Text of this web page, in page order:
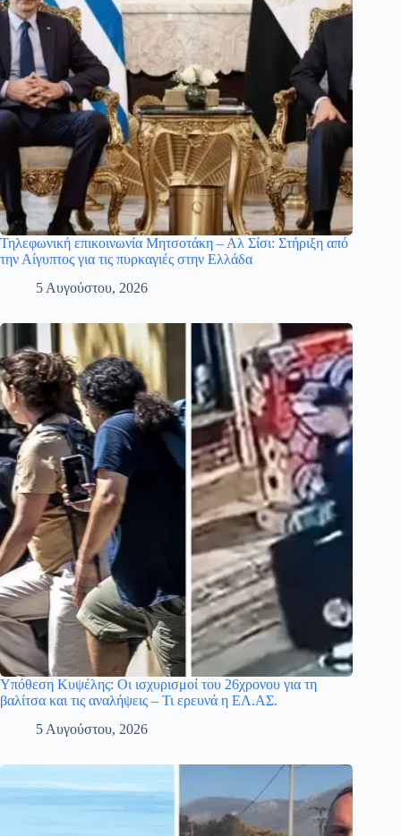
Τηλεφωνική επικοινωνία Μητσοτάκη – Αλ Σίσι: Στήριξη από
την Αίγυπτος για τις πυρκαγιές στην Ελλάδα
5 Αυγούστου, 2026
Υπόθεση Κυψέλης: Οι ισχυρισμοί του 26χρονου για τη
βαλίτσα και τις αναλήψεις – Τι ερευνά η ΕΛ.ΑΣ.
5 Αυγούστου, 2026